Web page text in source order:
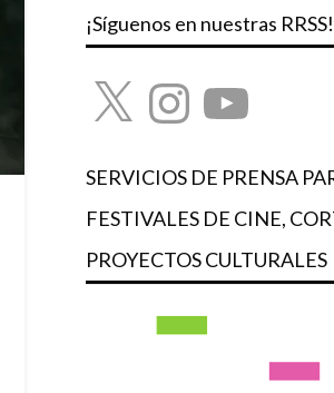
¡Síguenos en nuestras RRSS!
X InstagramYouTube
SERVICIOS DE PRENSA
FESTIVALES DE CINE,
PROYECTOS CULTURALES